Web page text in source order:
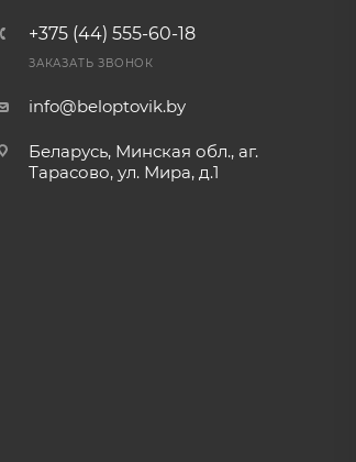
+375 (44) 555-60-18
ЗАКАЗАТЬ ЗВОНОК
info@beloptovik.by
Беларусь, Минская обл., аг.
Тарасово, ул. Мира, д.1